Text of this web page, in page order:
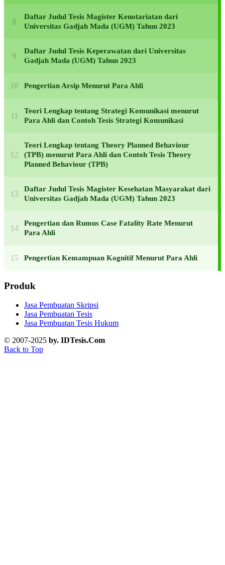
Daftar Judul Tesis Magister Kenotariatan dari
Universitas Gadjah Mada (UGM) Tahun 2023
Daftar Judul Tesis Keperawatan dari Universitas
Gadjah Mada (UGM) Tahun 2023
Pengertian Arsip Menurut Para Ahli
Teori Lengkap tentang Strategi Komunikasi menurut
Para Ahli dan Contoh Tesis Strategi Komunikasi
Teori Lengkap tentang Theory Planned Behaviour
(TPB) menurut Para Ahli dan Contoh Tesis Theory
Planned Behaviour (TPB)
Daftar Judul Tesis Magister Kesehatan Masyarakat dari
Universitas Gadjah Mada (UGM) Tahun 2023
Pengertian dan Rumus Case Fatality Rate Menurut
Para Ahli
Pengertian Kemampuan Kognitif Menurut Para Ahli
Produk
Jasa Pembuatan Skripsi
Jasa Pembuatan Tesis
Jasa Pembuatan Tesis Hukum
© 2007-2025 by. IDTesis.Com
Back to Top